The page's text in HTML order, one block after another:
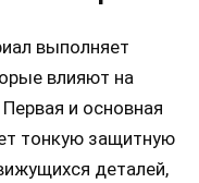
выполняет
влияют на
и основная
тонкую защитную
деталей,